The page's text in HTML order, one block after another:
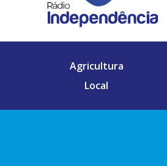
Agricultura
Local